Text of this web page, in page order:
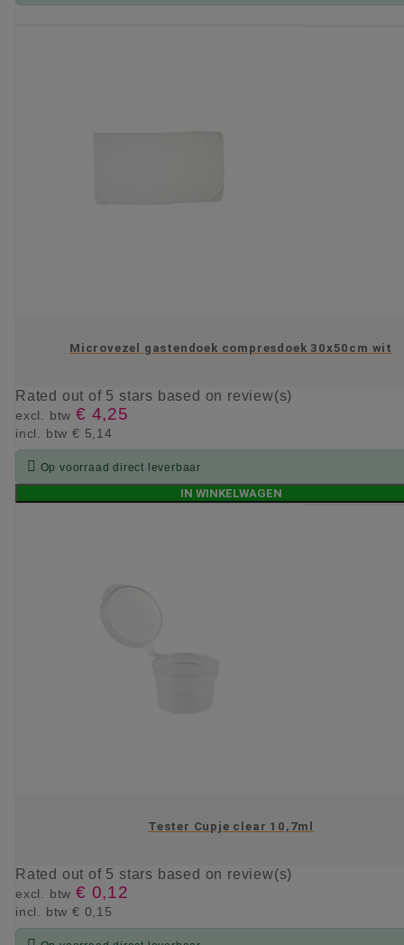
Microvezel gastendoek compresdoek 30x50cm wit
Rated out of 5 stars based on review(s)
excl. btw € 4,25
incl. btw € 5,14
 Op voorraad direct leverbaar
IN WINKELWAGEN
Tester Cupje clear 10,7ml
Rated out of 5 stars based on review(s)
excl. btw € 0,12
incl. btw € 0,15